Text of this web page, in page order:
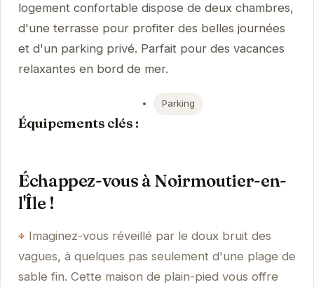
logement confortable dispose de deux chambres,
d'une terrasse pour profiter des belles journées
et d'un parking privé. Parfait pour des vacances
relaxantes en bord de mer.
Équipements clés :
Parking
Échappez-vous à Noirmoutier-en-
l'Île !
Imaginez-vous réveillé par le doux bruit des
vagues, à quelques pas seulement d'une plage de
sable fin. Cette maison de plain-pied vous offre